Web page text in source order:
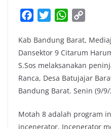
c
e
b
o
o
i
t
t
e
r
W
a
t
s
A
p
p
y
L
i
n
Kab Bandung Barat,
Dansektor 9 Citarum
S.Sos melaksanakan
Ranca, Desa Batujajar
Bandung Barat. Senin (9/9/
Motah 8 adalah program
incenerator. Incenerator